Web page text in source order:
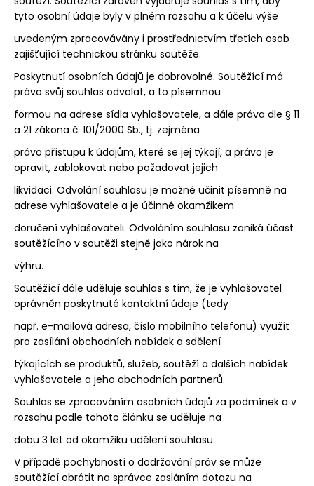
tyto osobní údaje byly v plném rozsahu a k účelu výše
uvedeným zpracovávány i prostřednictvím třetích osob
zajišťující technickou stránku soutěže.
Poskytnutí osobních údajů je dobrovolné. Soutěžící má
právo svůj souhlas odvolat, a to písemnou
formou na adrese sídla vyhlašovatele, a dále práva dle § 11
a 21 zákona č. 101/2000 Sb., tj. zejména
právo přístupu k údajům, které se jej týkají, a právo je
opravit, zablokovat nebo požadovat jejich
likvidaci. Odvolání souhlasu je možné učinit písemně na
adrese vyhlašovatele a je účinné okamžikem
doručení vyhlašovateli. Odvoláním souhlasu zaniká účast
soutěžícího v soutěži stejně jako nárok na
výhru.
Soutěžící dále uděluje souhlas s tím, že je vyhlašovatel
oprávněn poskytnuté kontaktní údaje (tedy
např. e-mailová adresa, číslo mobilního telefonu) využít
pro zasílání obchodních nabídek a sdělení
týkajících se produktů, služeb, soutěží a dalších nabídek
vyhlašovatele a jeho obchodních partnerů.
Souhlas se zpracováním osobních údajů za podmínek a v
rozsahu podle tohoto článku se uděluje na
dobu 3 let od okamžiku udělení souhlasu.
V případě pochybností o dodržování práv se může
soutěžící obrátit na správce zasláním dotazu na